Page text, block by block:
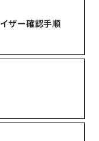
ザー確認手順